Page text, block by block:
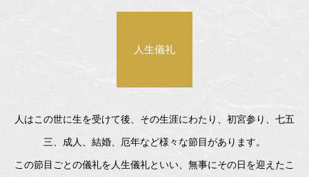
人生儀礼
人はこの世に生を受けて後、その生涯にわたり、初宮参り、七五
三、成人、結婚、厄年など様々な節目があります。
この節目ごとの儀礼を人生儀礼といい、無事にその日を迎えたこ